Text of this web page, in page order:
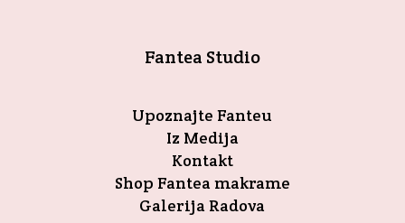
Fantea Studio
Upoznajte Fanteu
Iz Medija
Kontakt
Shop Fantea makrame
Galerija Radova